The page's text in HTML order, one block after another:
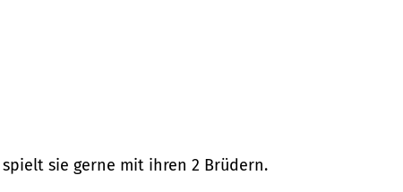
sie gerne mit ihren 2 Brüdern.